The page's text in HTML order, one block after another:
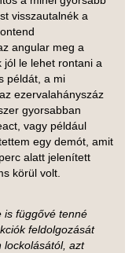
visszautalnék a
angular meg a
jól le lehet rontani a
példát, a mi
ezervalahányszáz
gyorsabban
vagy például
egy demót, amit
alatt jelenített
körül volt.
is függővé tenné
feldolgozását
lockolásától, azt